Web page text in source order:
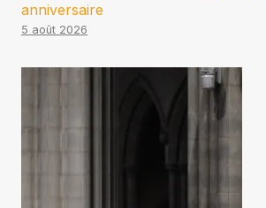
anniversaire
5 août 2026